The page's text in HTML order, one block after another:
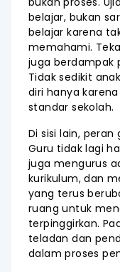
belajar, bukan
belajar karena
memahami.
juga berdampak
Tidak sedikit
diri hanya
standar sekolah.
Di sisi lain, peran
Guru tidak lagi
juga mengurus
kurikulum, dan
yang terus
ruang untuk
terpinggirkan.
teladan dan
dalam proses